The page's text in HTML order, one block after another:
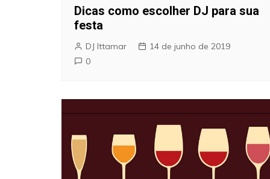
Dicas como escolher DJ para sua
festa
DJ Ittamar
14 de junho de 2019
0